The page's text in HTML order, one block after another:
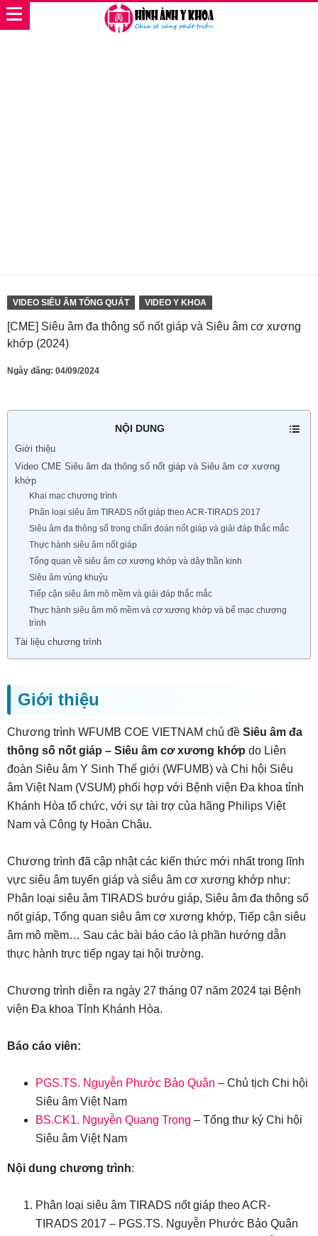
VIDEO SIÊU ÂM TỔNG QUÁT VIDEO Y KHOA
[CME] Siêu âm đa thông số nốt giáp và Siêu âm cơ xương
khớp (2024)
Ngày đăng: 04/09/2024
NỘI DUNG
Giới thiệu
Video CME Siêu âm đa thông số nốt giáp và Siêu âm cơ xương
khớp
Khai mạc chương trình
Phân loại siêu âm TIRADS nốt giáp theo ACR-TIRADS 2017
Siêu âm đa thông số trong chẩn đoán nốt giáp và giải đáp thắc mắc
Thực hành siêu âm nốt giáp
Tổng quan về siêu âm cơ xương khớp và dây thần kinh
Siêu âm vùng khuỷu
Tiếp cận siêu âm mô mềm và giải đáp thắc mắc
Thực hành siêu âm mô mềm và cơ xương khớp và bế mạc chương
trình
Tài liệu chương trình
Giới thiệu
Chương trình WFUMB COE VIETNAM chủ đề Siêu âm đa
thông số nốt giáp – Siêu âm cơ xương khớp do Liên
đoàn Siêu âm Y Sinh Thế giới (WFUMB) và Chi hội Siêu
âm Việt Nam (VSUM) phối hợp với Bệnh viện Đa khoa tỉnh
Khánh Hòa tổ chức, với sự tài trợ của hãng Philips Việt
Nam và Công ty Hoàn Châu.
Chương trình đã cập nhật các kiến thức mới nhất trong lĩnh
vực siêu âm tuyến giáp và siêu âm cơ xương khớp như:
Phân loại siêu âm TIRADS bướu giáp, Siêu âm đa thông số
nốt giáp, Tổng quan siêu âm cơ xương khớp, Tiếp cận siêu
âm mô mềm… Sau các bài báo cáo là phần hướng dẫn
thực hành trực tiếp ngay tại hội trường.
Chương trình diễn ra ngày 27 tháng 07 năm 2024 tại Bệnh
viện Đa khoa Tỉnh Khánh Hòa.
Báo cáo viên:
PGS.TS. Nguyễn Phước Bảo Quân – Chủ tịch Chi hội
Siêu âm Việt Nam
BS.CK1. Nguyễn Quang Trọng – Tổng thư ký Chi hội
Siêu âm Việt Nam
Nội dung chương trình:
Phân loại siêu âm TIRADS nốt giáp theo ACR-
TIRADS 2017 – PGS.TS. Nguyễn Phước Bảo Quân